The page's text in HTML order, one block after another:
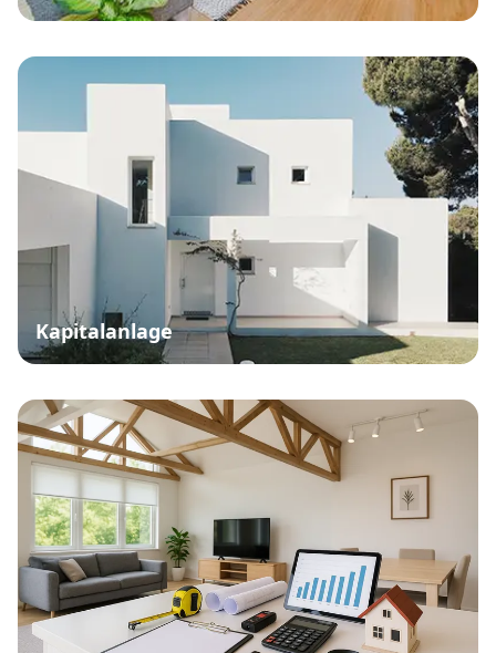
Kapitalanlage